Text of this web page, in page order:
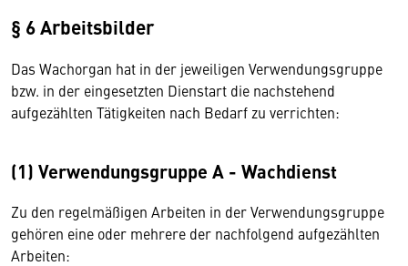
§ 6 Arbeitsbilder
Das Wachorgan hat in der jeweiligen Verwendungsgruppe
bzw. in der eingesetzten Dienstart die nachstehend
aufgezählten Tätigkeiten nach Bedarf zu verrichten:
(1) Verwendungsgruppe A - Wachdienst
Zu den regelmäßigen Arbeiten in der Verwendungsgruppe
gehören eine oder mehrere der nachfolgend aufgezählten
Arbeiten: